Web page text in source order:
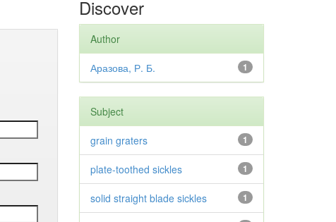
Discover
Author
1
Аразова, Р. Б.
Subject
1
grain graters
1
plate-toothed sickles
1
solid straight blade sickles